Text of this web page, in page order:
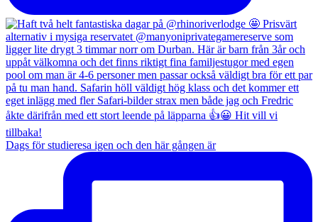
Dags för studieresa igen och den här gången är